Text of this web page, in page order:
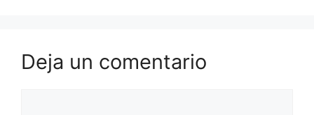
Deja un comentario